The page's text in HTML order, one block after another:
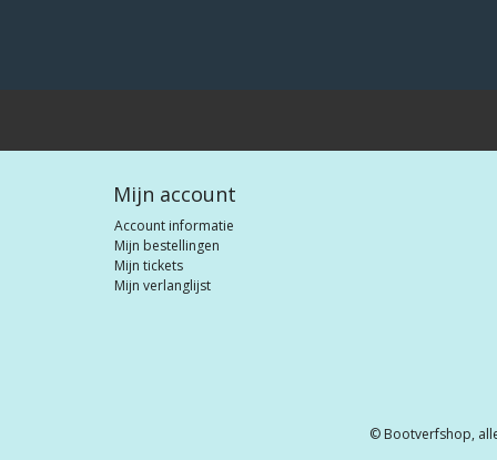
Mijn account
Account informatie
Mijn bestellingen
Mijn tickets
Mijn verlanglijst
© Bootverfshop,